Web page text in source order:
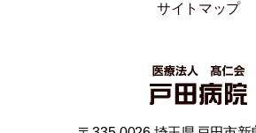
サイトマップ